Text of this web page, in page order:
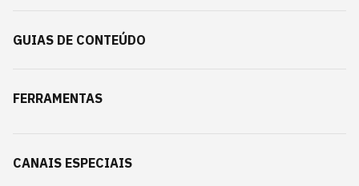
GUIAS DE CONTEÚDO
FERRAMENTAS
CANAIS ESPECIAIS